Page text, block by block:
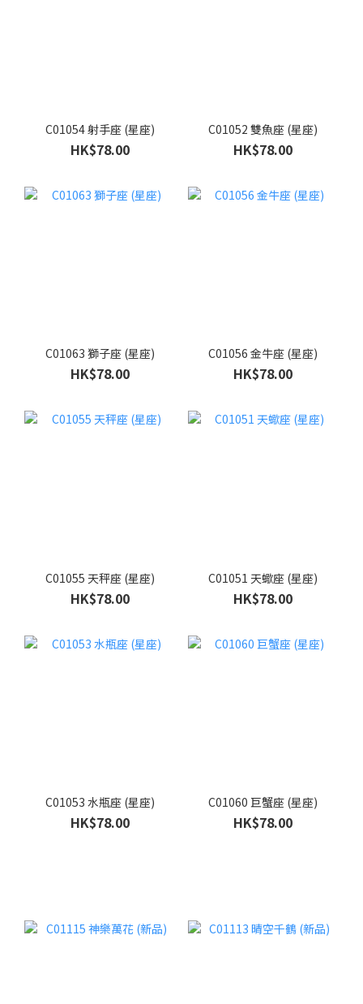
C01054 射手座 (星座)
HK$78.00
C01052 雙魚座 (星座)
HK$78.00
C01063 獅子座 (星座)
HK$78.00
C01056 金牛座 (星座)
HK$78.00
C01055 天秤座 (星座)
HK$78.00
C01051 天蠍座 (星座)
HK$78.00
C01053 水瓶座 (星座)
HK$78.00
C01060 巨蟹座 (星座)
HK$78.00